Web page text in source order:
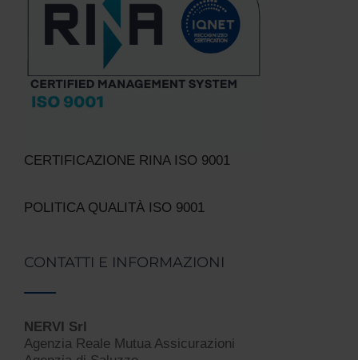
CERTIFICAZIONE RINA ISO 9001
POLITICA QUALITÀ ISO 9001
CONTATTI E INFORMAZIONI
NERVI Srl
Agenzia Reale Mutua Assicurazioni